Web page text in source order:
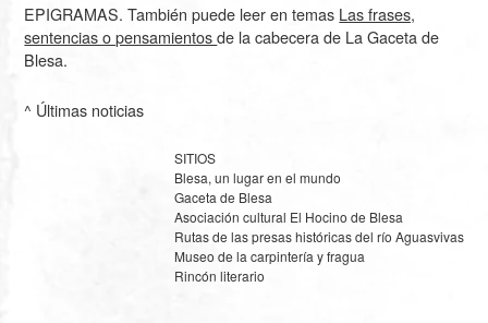
EPIGRAMAS. También puede leer en temas Las frases,
sentencias o pensamientosde la cabecera de La Gaceta de
Blesa.
^ Últimas noticias
SITIOS
Blesa, un lugar en el mundo
Gaceta de Blesa
Asociación cultural El Hocino de Blesa
Rutas de las presas históricas del río Aguasvivas
Museo de la carpintería y fragua
Rincón literario